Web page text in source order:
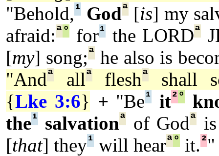
"Behold,¹ Godª[is] my
afraid:ª° for¹the LORDª
[my] song;ªhe also is
"Andª allª fleshª
shall
{Lke 3:6} + "Be¹ it²°
the¹ salvationª of Godª
[that] they¹ will hearª° it.²